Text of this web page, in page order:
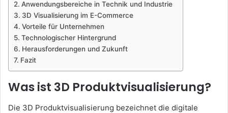
Anwendungsbereiche in Technik und Industrie
3D Visualisierung im E-Commerce
Vorteile für Unternehmen
Technologischer Hintergrund
Herausforderungen und Zukunft
Fazit
Was ist 3D Produktvisualisierung?
Die 3D Produktvisualisierung bezeichnet die digitale